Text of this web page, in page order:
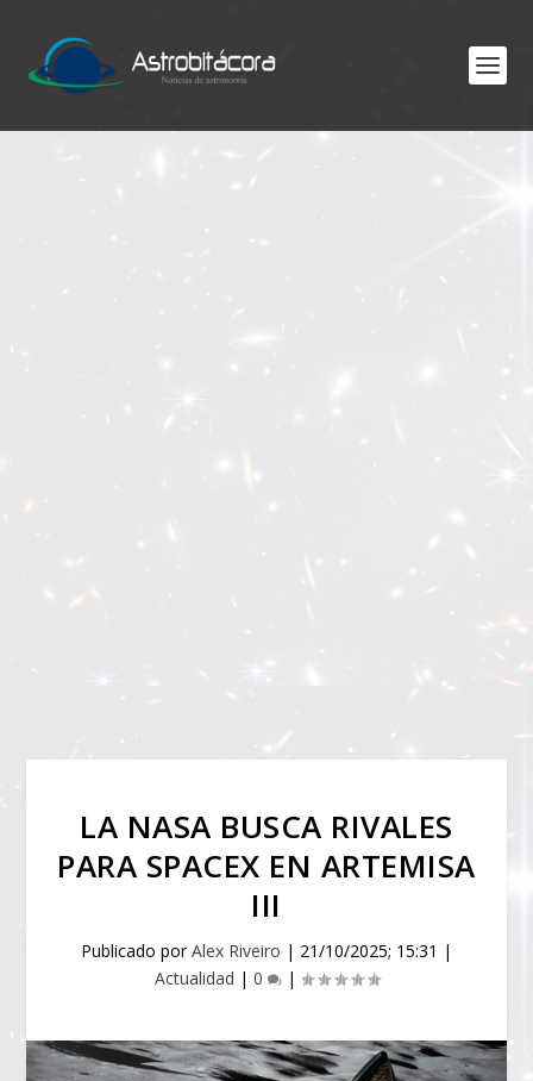
LA NASA BUSCA RIVALES
PARA SPACEX EN ARTEMISA
III
Publicado porAlex Riveiro | 21/10/2025; 15:31 |
Actualidad | 0 |